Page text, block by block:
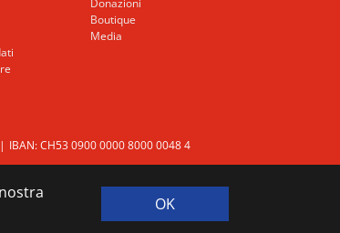
OK
Boutique
Media
IBAN: CH53 0900 0000 8000 0048 4